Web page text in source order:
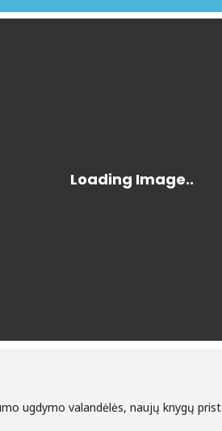
ugdymo valandėlės, naujų knygų